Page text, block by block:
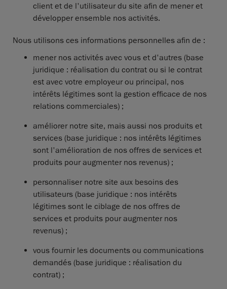
client et de l'utilisateur du site afin de mener et
développer ensemble nos activités.
Nous utilisons ces informations personnelles afin de :
mener nos activités avec vous et d'autres (base
juridique : réalisation du contrat ou si le contrat
est avec votre employeur ou principal, nos
intérêts légitimes sont la gestion efficace de nos
relations commerciales) ;
améliorer notre site, mais aussi nos produits et
services (base juridique : nos intérêts légitimes
sont l'amélioration de nos offres de services et
produits pour augmenter nos revenus) ;
personnaliser notre site aux besoins des
utilisateurs (base juridique : nos intérêts
légitimes sont le ciblage de nos offres de
services et produits pour augmenter nos
revenus) ;
vous fournir les documents ou communications
demandés (base juridique : réalisation du
contrat) ;